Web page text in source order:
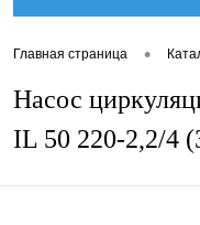
Главная страница •
Насос
IL 50 220-2,2/4